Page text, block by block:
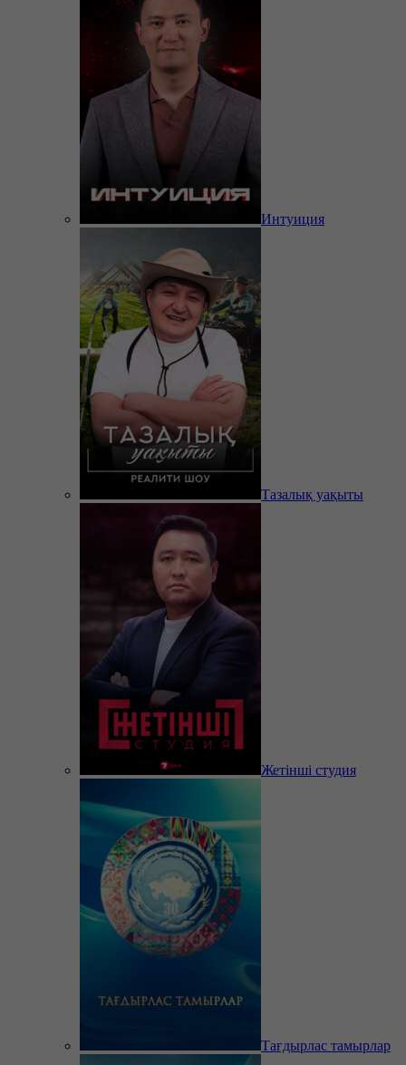
Интуиция
Тазалық уақыты
Жетінші студия
Тағдырлас тамырлар